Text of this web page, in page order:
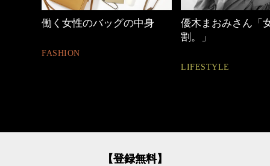
優木まおみさん「女の時間
40代の小顔メイク
【登録無料】